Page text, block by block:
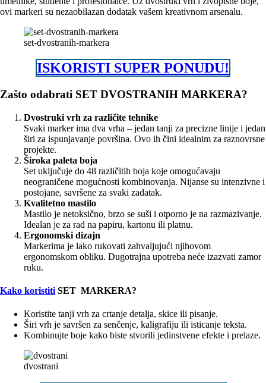
ovi markeri su nezaobilazan dodatak vašem kreativnom arsenalu.
set-dvostranih-markera
ISKORISTI SUPER PONUDU!
Zašto odabrati SET DVOSTRANIH MARKERA?
Dvostruki vrh za različite tehnike
Svaki marker ima dva vrha – jedan tanji za precizne linije i jedan
širi za ispunjavanje površina. Ovo ih čini idealnim za raznovrsne
projekte.
Široka paleta boja
Set uključuje do 48 različitih boja koje omogućavaju
neograničene mogućnosti kombinovanja. Nijanse su intenzivne i
postojane, savršene za svaki zadatak.
Kvalitetno mastilo
Mastilo je netoksično, brzo se suši i otporno je na razmazivanje.
Idealan je za rad na papiru, kartonu ili platnu.
Ergonomski dizajn
Markerima je lako rukovati zahvaljujući njihovom
ergonomskom obliku. Dugotrajna upotreba neće izazvati zamor
ruku.
Kako koristiti SET MARKERA?
Koristite tanji vrh za crtanje detalja, skice ili pisanje.
Širi vrh je savršen za senčenje, kaligrafiju ili isticanje teksta.
Kombinujte boje kako biste stvorili jedinstvene efekte i prelaze.
dvostrani